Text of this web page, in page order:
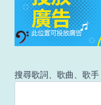
搜尋歌詞、歌曲、歌手